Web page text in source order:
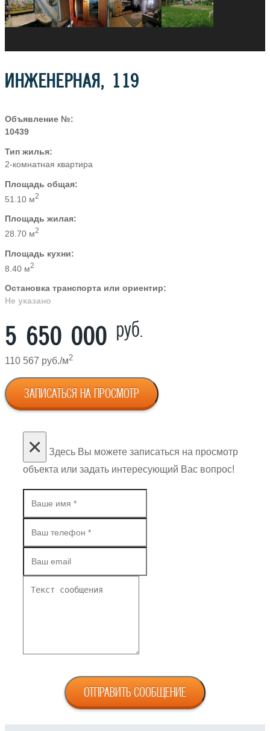
ИНЖЕНЕРНАЯ, 119
Объявление №:
10439
Тип жилья:
2-комнатная квартира
Площадь общая:
51.10 м2
Площадь жилая:
28.70 м2
Площадь кухни:
8.40 м2
Остановка транспорта или ориентир:
Не указано
5 650 000 руб.
110 567 руб./м2
ЗАПИСАТЬСЯ НА ПРОСМОТР
×
Здесь Вы можете записаться на просмотр
объекта или задать интересующий Вас вопрос!
ОТПРАВИТЬ СООБЩЕНИЕ